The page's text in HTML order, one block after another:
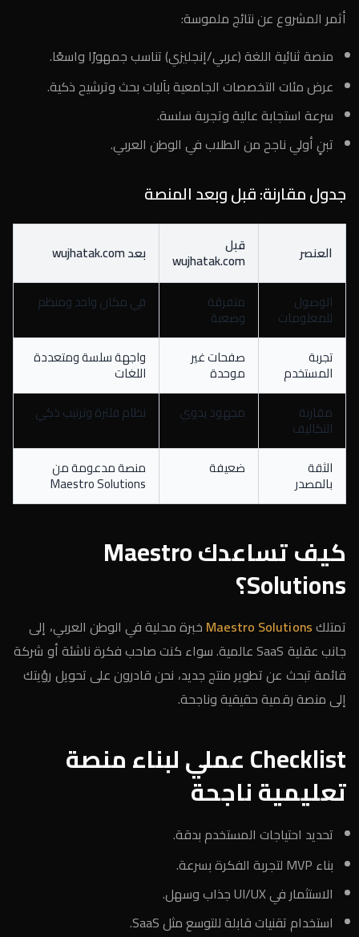
أثمر المشروع عن نتائج ملموسة:
منصة ثنائية اللغة (عربي/إنجليزي) تناسب جمهورًا واسعًا.
عرض مئات التخصصات الجامعية بآليات بحث وترشيح ذكية.
سرعة استجابة عالية وتجربة سلسة.
تبنٍ أولي ناجح من الطلاب في الوطن العربي.
جدول مقارنة: قبل وبعد المنصة
العنصر قبل
wujhatak.com بعد wujhatak.com
الوصول
للمعلومات
متفرقة
وصعبة
في مكان واحد ومنظم
تجربة
المستخدم
صفحات غير
موحدة
واجهة سلسة ومتعددة
اللغات
مقارنة
التكاليف
مجهود يدوي نظام فلترة وترتيب ذكي
الثقة
بالمصدر
ضعيفة منصة مدعومة من
Maestro Solutions
كيف تساعدك Maestro
Solutions؟
تمتلكMaestro Solutions خبرة محلية في الوطن العربي، إلى
جانب عقلية SaaS عالمية. سواء كنت صاحب فكرة ناشئة أو شركة
قائمة تبحث عن تطوير منتج جديد، نحن قادرون على تحويل رؤيتك
إلى منصة رقمية حقيقية وناجحة.
Checklist عملي لبناء منصة
تعليمية ناجحة
تحديد احتياجات المستخدم بدقة.
بناء MVP لتجربة الفكرة بسرعة.
الاستثمار في UI/UX جذاب وسهل.
استخدام تقنيات قابلة للتوسع مثل SaaS.